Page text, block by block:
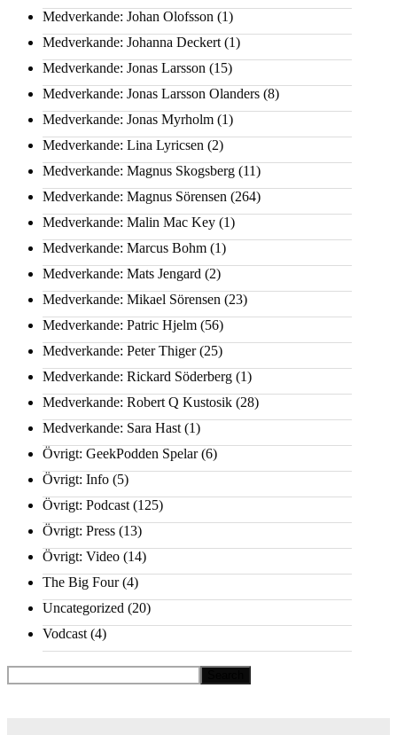
Medverkande: Johan Olofsson (1)
Medverkande: Johanna Deckert (1)
Medverkande: Jonas Larsson (15)
Medverkande: Jonas Larsson Olanders (8)
Medverkande: Jonas Myrholm (1)
Medverkande: Lina Lyricsen (2)
Medverkande: Magnus Skogsberg (11)
Medverkande: Magnus Sörensen (264)
Medverkande: Malin Mac Key (1)
Medverkande: Marcus Bohm (1)
Medverkande: Mats Jengard (2)
Medverkande: Mikael Sörensen (23)
Medverkande: Patric Hjelm (56)
Medverkande: Peter Thiger(25)
Medverkande: Rickard Söderberg (1)
Medverkande: Robert Q Kustosik (28)
Medverkande: Sara Hast (1)
Övrigt: GeekPodden Spelar(6)
Övrigt: Info (5)
Övrigt: Podcast (125)
Övrigt: Press (13)
Övrigt: Video (14)
The Big Four(4)
Uncategorized (20)
Vodcast (4)